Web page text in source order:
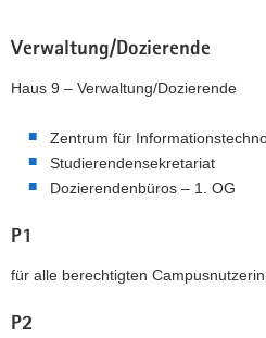
Verwaltung/Dozierende
Haus 9 – Verwaltung/Dozierende
Zentrum für
Studierendensekretariat
Dozierendenbüros – 1. OG
P1
für alle berechtigten
P2